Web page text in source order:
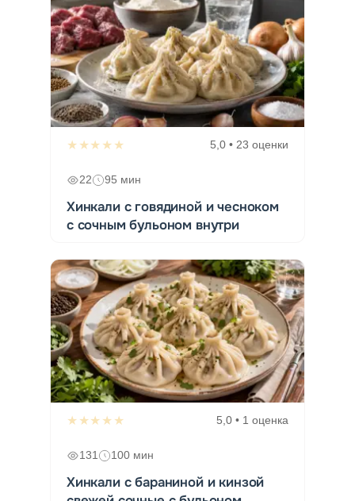
★★★★★ 5,0 • 23 оценки
22 95 мин
Хинкали с говядиной и чесноком
с сочным бульоном внутри
★★★★★ 5,0 • 1 оценка
131 100 мин
Хинкали с бараниной и кинзой